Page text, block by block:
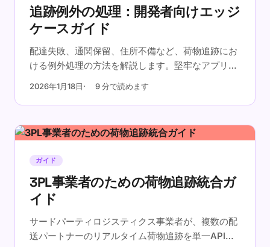
追跡例外の処理：開発者向けエッジ
ケースガイド
配達失敗、通関保留、住所不備など、荷物追跡にお
ける例外処理の方法を解説します。堅牢なアプリケ
ーションを構築するための実践的なパターンをご紹
介します。
2026年1月18日 9 分で読めます
ガイド
3PL事業者のための荷物追跡統合ガ
イド
サードパーティロジスティクス事業者が、複数の配
送パートナーのリアルタイム荷物追跡を単一APIで